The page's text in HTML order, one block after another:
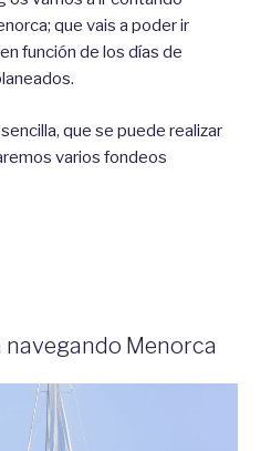
que vais a poder ir
función de los días de
que se puede realizar
varios fondeos
Menorca